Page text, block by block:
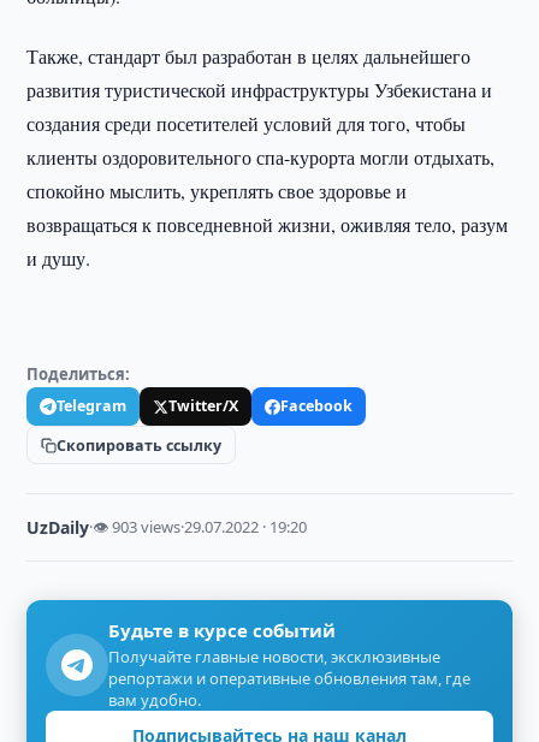
Также, стандарт был разработан в целях дальнейшего
развития туристической инфраструктуры Узбекистана и
создания среди посетителей условий для того, чтобы
клиенты оздоровительного спа-курорта могли отдыхать,
спокойно мыслить, укреплять свое здоровье и
возвращаться к повседневной жизни, оживляя тело, разум
и душу.
Поделиться:
Telegram Twitter/X
Facebook
Скопировать ссылку
UzDaily·👁 903 views·29.07.2022 · 19:20
Будьте в курсе событий
Получайте главные новости, эксклюзивные
репортажи и оперативные обновления там, где
вам удобно.
Подписывайтесь на наш канал